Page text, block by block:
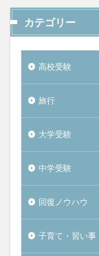
カテゴリー
高校受験
旅行
大学受験
中学受験
回復ノウハウ
子育て・習い事